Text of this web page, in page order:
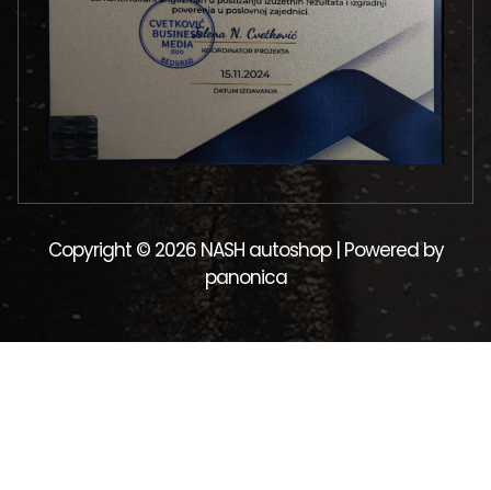
Copyright © 2026 NASH autoshop | Powered by
panonica